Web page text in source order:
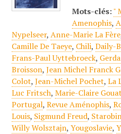
Mots-clés: "
Amenophis,
Nypelseer, Anne-Marie La Fère
Camille De Taeye, Chili, Daily-
Frans-Paul Uyttebroeck,
Broisson, Jean Michel Franck
Colot, Jean-Michel Pochet, La
Luc Fritsch, Marie-Claire Gouat
Portugal, Revue Aménophis,
Louis, Sigmund Freud,
Willy Wolsztajn, Yougoslavie,